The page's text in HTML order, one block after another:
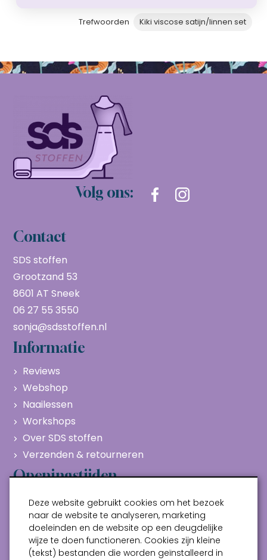
Trefwoorden Kiki viscose satijn/linnen set
Volg ons:
Contact
SDS stoffen
Grootzand 53
8601 AT Sneek
06 27 55 3550
sonja@sdsstoffen.nl
Informatie
Reviews
Webshop
Naailessen
Workshops
Over SDS stoffen
Verzenden & retourneren
Openingstijden
Maandag
Gesloten
Dinsdag
10:00 - 17:00
Woensdag
10:00 - 17:00
Donderdag
10:00 - 17:00
Deze website gebruikt cookies om het bezoek
naar de website te analyseren, marketing
doeleinden en de website op een deugdelijke
wijze te doen functioneren. Cookies zijn kleine
(tekst) bestanden die worden geïnstalleerd in